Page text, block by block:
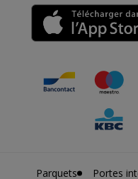
Parquets Portes